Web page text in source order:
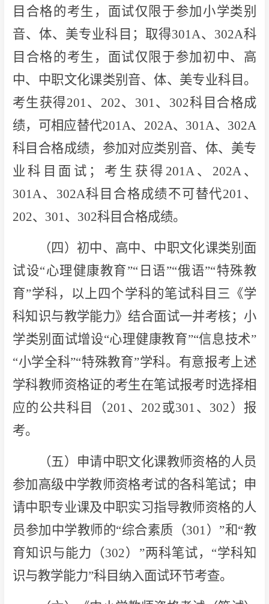
目合格的考生，面试仅限于参加小学类别
音、体、美专业科目；取得301A、302A科
目合格的考生，面试仅限于参加初中、高
中、中职文化课类别音、体、美专业科目。
考生获得201、202、301、302科目合格成
绩，可相应替代201A、202A、301A、302A
科目合格成绩，参加对应类别音、体、美专
业科目面试；考生获得201A、202A、
301A、302A科目合格成绩不可替代201、
202、301、302科目合格成绩。
（四）初中、高中、中职文化课类别面
试设“心理健康教育”“日语”“俄语”“特殊教
育”学科，以上四个学科的笔试科目三《学
科知识与教学能力》结合面试一并考核；小
学类别面试增设“心理健康教育”“信息技术”
“小学全科”“特殊教育”学科。有意报考上述
学科教师资格证的考生在笔试报考时选择相
应的公共科目（201、202或301、302）报
考。
（五）申请中职文化课教师资格的人员
参加高级中学教师资格考试的各科笔试；申
请中职专业课及中职实习指导教师资格的人
员参加中学教师的“综合素质（301）”和“教
育知识与能力（302）”两科笔试，“学科知
识与教学能力”科目纳入面试环节考查。